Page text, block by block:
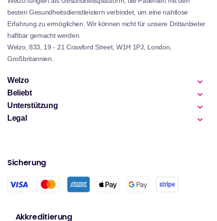
besten Gesundheitsdienstleistern verbindet, um eine nahtlose
Erfahrung zu ermöglichen. Wir können nicht für unsere Drittanbieter
haftbar gemacht werden.
Welzo, 833, 19 - 21 Crawford Street, W1H 1PJ, London,
Großbritannien.
Welzo
Beliebt
Unterstützung
Legal
Sicherung
Akkreditierung